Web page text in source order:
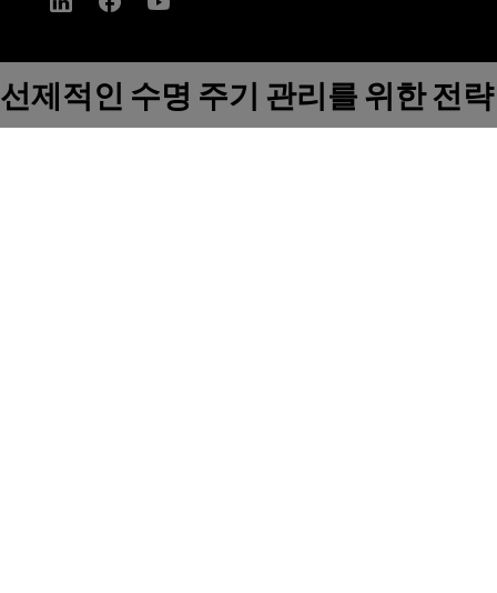
선제적인 수명 주기 관리를 위한 전략